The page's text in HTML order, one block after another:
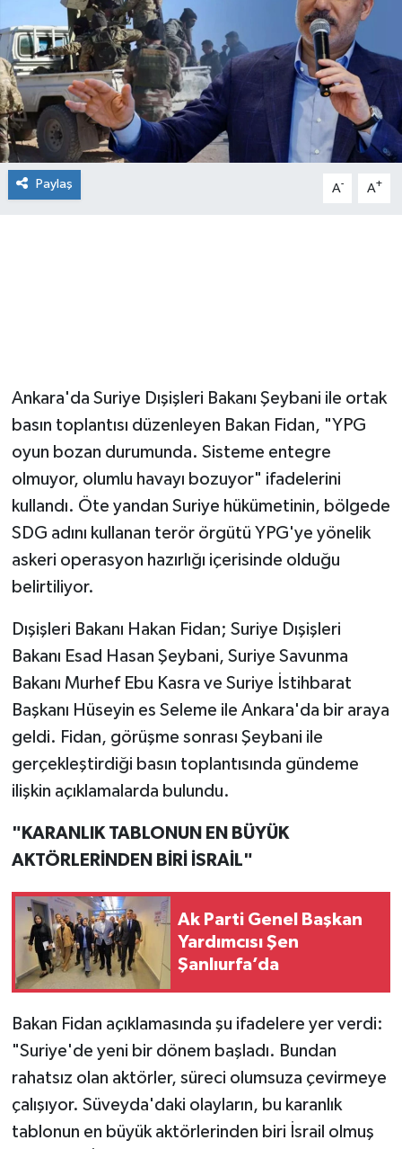
Paylaş A- A+
Ankara'da Suriye Dışişleri Bakanı Şeybani ile ortak
basın toplantısı düzenleyen Bakan Fidan, "YPG
oyun bozan durumunda. Sisteme entegre
olmuyor, olumlu havayı bozuyor" ifadelerini
kullandı. Öte yandan Suriye hükümetinin, bölgede
SDG adını kullanan terör örgütü YPG'ye yönelik
askeri operasyon hazırlığı içerisinde olduğu
belirtiliyor.
Dışişleri Bakanı Hakan Fidan; Suriye Dışişleri
Bakanı Esad Hasan Şeybani, Suriye Savunma
Bakanı Murhef Ebu Kasra ve Suriye İstihbarat
Başkanı Hüseyin es Seleme ile Ankara'da bir araya
geldi. Fidan, görüşme sonrası Şeybani ile
gerçekleştirdiği basın toplantısında gündeme
ilişkin açıklamalarda bulundu.
"KARANLIK TABLONUN EN BÜYÜK
AKTÖRLERİNDEN BİRİ İSRAİL"
Ak Parti Genel Başkan
Yardımcısı Şen
Şanlıurfa’da
Bakan Fidan açıklamasında şu ifadelere yer verdi:
"Suriye'de yeni bir dönem başladı. Bundan
rahatsız olan aktörler, süreci olumsuza çevirmeye
çalışıyor. Süveyda'daki olayların, bu karanlık
tablonun en büyük aktörlerinden biri İsrail olmuş